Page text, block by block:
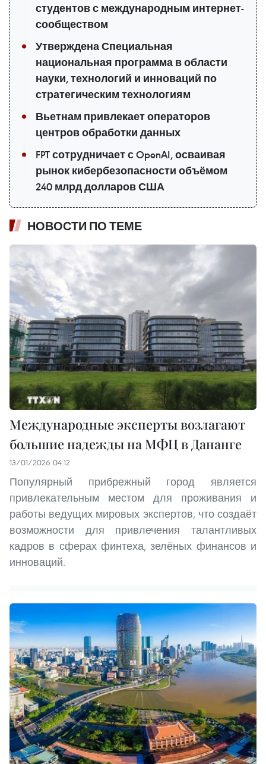
студентов с международным интернет-
сообществом
Утверждена Специальная
национальная программа в области
науки, технологий и инноваций по
стратегическим технологиям
Вьетнам привлекает операторов
центров обработки данных
FPT сотрудничает с OpenAI, осваивая
рынок кибербезопасности объёмом
240 млрд долларов США
НОВОСТИ ПО ТЕМЕ
Международные эксперты возлагают
большие надежды на МФЦ в Дананге
13/01/2026 04:12
Популярный прибрежный город является
привлекательным местом для проживания и
работы ведущих мировых экспертов, что создаёт
возможности для привлечения талантливых
кадров в сферах финтеха, зелёных финансов и
инноваций.